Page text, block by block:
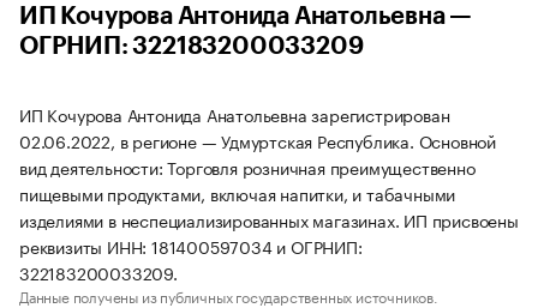
ИП Кочурова Антонида Анатольевна —
ОГРНИП: 322183200033209
ИП Кочурова Антонида Анатольевна зарегистрирован
02.06.2022, в регионе — Удмуртская Республика. Основной
вид деятельности: Торговля розничная преимущественно
пищевыми продуктами, включая напитки, и табачными
изделиями в неспециализированных магазинах. ИП присвоены
реквизиты ИНН: 181400597034 и ОГРНИП:
322183200033209.
Данные получены из публичных государственных источников.